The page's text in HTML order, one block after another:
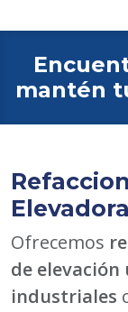
mantén
Ofrecemos
de
industriales